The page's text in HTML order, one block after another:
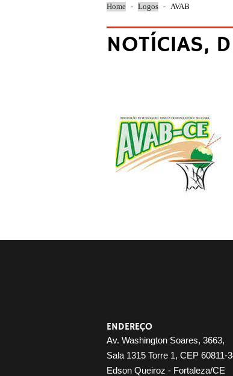
Home - Logos - AVAB
NOTÍCIAS,
ENDEREÇO
Av. Washington Soares, 3663,
Sala 1315 Torre 1, CEP 60811-
Edson Queiroz - Fortaleza/CE